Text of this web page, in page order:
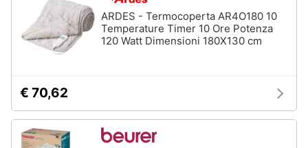
ARDES - Termocoperta AR4O180 10
Temperature Timer 10 Ore Potenza
120 Watt Dimensioni 180X130 cm
€ 70,62